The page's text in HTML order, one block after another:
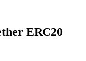
ERC20